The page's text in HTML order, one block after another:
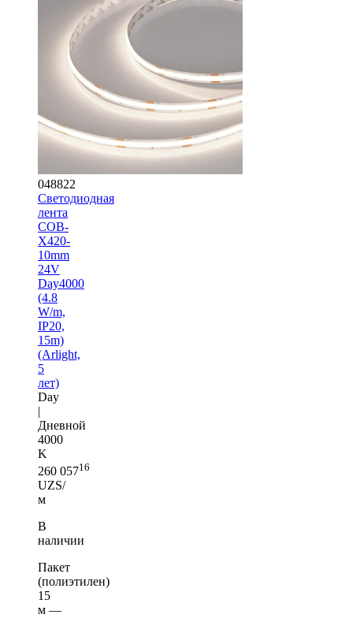
048822
Светодиодная
лента
COB-
X420-
10mm
24V
Day4000
(4.8
W/m,
IP20,
15m)
(Arlight,
5
лет)
Day
|
Дневной
4000
K
260 05716
UZS/
м
В
наличии
Пакет
(полиэтилен)
15
м —